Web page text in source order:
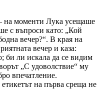
на моменти Лука усещаше
с въпроси като: „Кой
вечер?“. В края на
вечер и каза:
би ли искала да се видим
„С удоволствие“ му
впечатление.
на първа среща не